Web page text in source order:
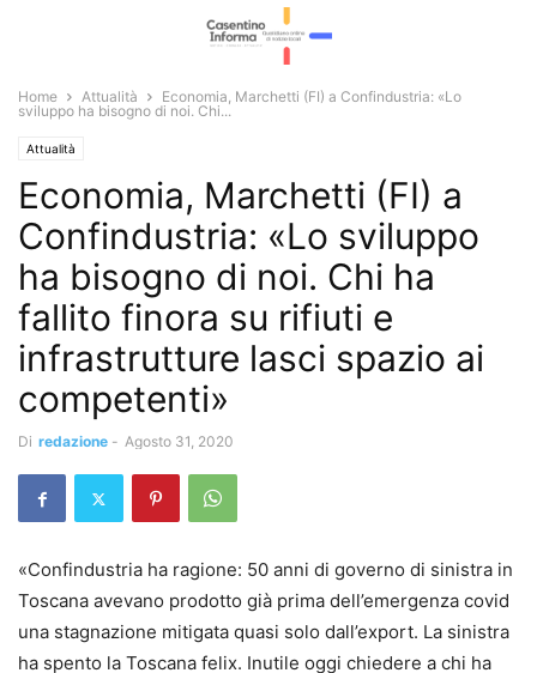
Home Attualità
Economia, Marchetti (FI) a Confindustria: «Lo
sviluppo ha bisogno di noi. Chi...
Attualità
Economia, Marchetti (FI) a
Confindustria: «Lo sviluppo
ha bisogno di noi. Chi ha
fallito finora su rifiuti e
infrastrutture lasci spazio ai
competenti»
Di redazione - Agosto 31, 2020
«Confindustria ha ragione: 50 anni di governo di sinistra in
Toscana avevano prodotto già prima dell’emergenza covid
una stagnazione mitigata quasi solo dall’export. La sinistra
ha spento la Toscana felix. Inutile oggi chiedere a chi ha